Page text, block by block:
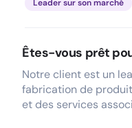
Leader sur son marché
Êtes-vous prêt
Notre client est un
fabrication de
et des services